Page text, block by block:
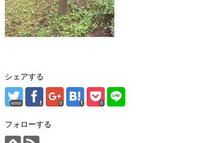
シェアする
error 0 0
フォローする